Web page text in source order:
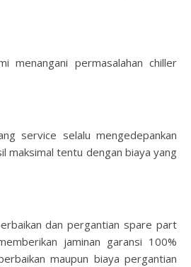
menangani permasalahan chiller
service selalu mengedepankan
maksimal tentu dengan biaya yang
dan pergantian spare part
jaminan garansi 100%
maupun biaya pergantian